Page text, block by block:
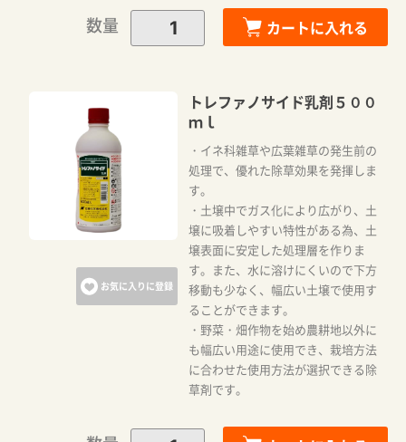
数量 カートに入れる
お気に入りに登録
トレファノサイド乳剤５００
ｍｌ
・イネ科雑草や広葉雑草の発生前の
処理で、優れた除草効果を発揮しま
す。
・土壌中でガス化により広がり、土
壌に吸着しやすい特性がある為、土
壌表面に安定した処理層を作りま
す。また、水に溶けにくいので下方
移動も少なく、幅広い土壌で使用す
ることができます。
・野菜・畑作物を始め農耕地以外に
も幅広い用途に使用でき、栽培方法
に合わせた使用方法が選択できる除
草剤です。